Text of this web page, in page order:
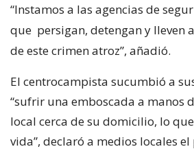
“Instamos a las agencias de
que persigan, detengan y lleven
de este crimen atroz”, añadió.
El centrocampista sucumbió a
“sufrir una emboscada a manos
local cerca de su domicilio, lo
vida”, declaró a medios locales